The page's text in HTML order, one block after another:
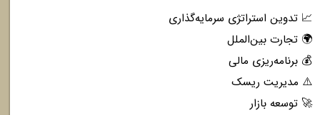
📈 تدوین استراتژی سرمایه‌گذاری
🌍 تجارت بین‌الملل
💰 برنامه‌ریزی مالی
⚠️ مدیریت ریسک
🚀 توسعه بازار